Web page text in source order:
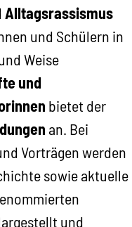
Alltagsrassismus
und Schülern in
Weise
und
bietet der
an. Bei
Vorträgen werden
sowie aktuelle
und